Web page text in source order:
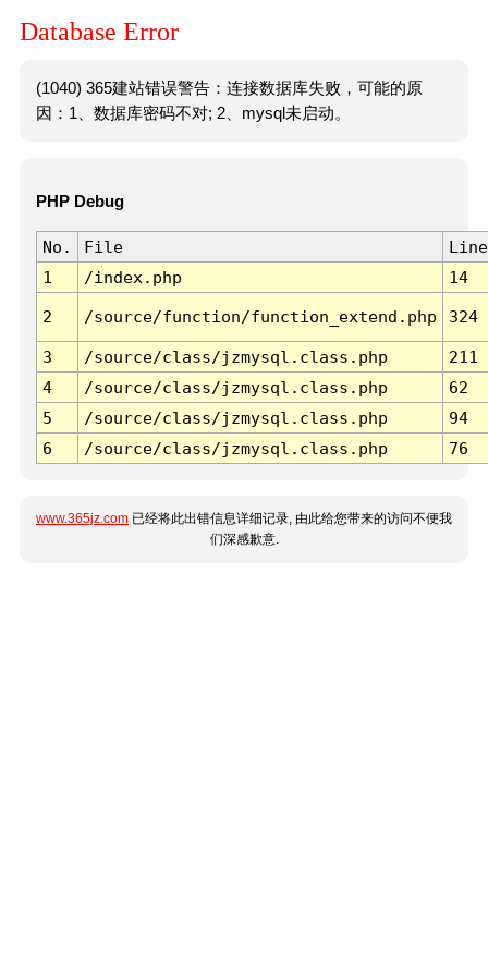
Database Error
(1040) 365建站错误警告：连接数据库失败，可能的原
因：1、数据库密码不对; 2、mysql未启动。
PHP Debug
No. File
Line
1
/index.php 14
2 /source/function/function_extend.php 324
3 /source/class/jzmysql.class.php
211
4
/source/class/jzmysql.class.php
62
5
/source/class/jzmysql.class.php
94
6
/source/class/jzmysql.class.php 76
www.365jz.com 已经将此出错信息详细记录, 由此给您带来的访问不便我
们深感歉意.